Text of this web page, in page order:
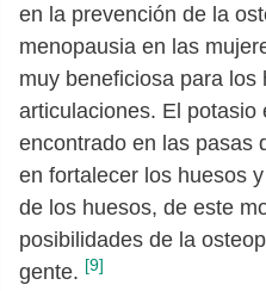
en la prevención de la
menopausia en las
muy beneficiosa para los
articulaciones. El potasio
encontrado en las pasas
en fortalecer los huesos
de los huesos, de este
posibilidades de la
gente. [9]